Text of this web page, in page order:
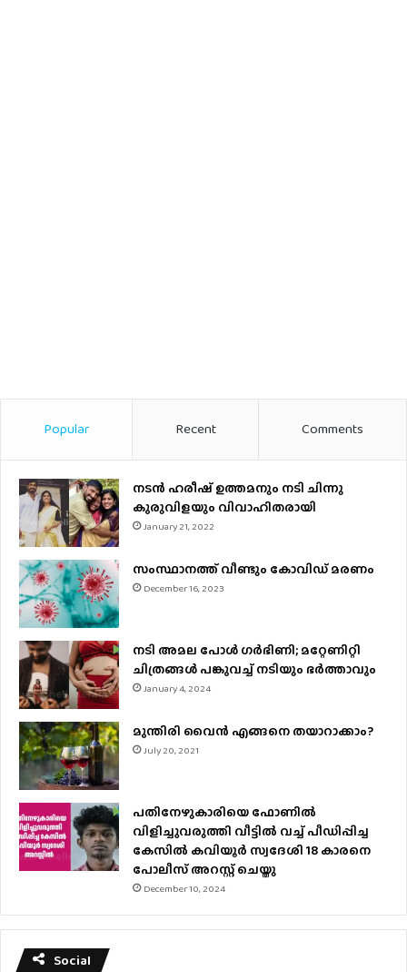
Popular Recent Comments
നടന്‍ ഹരീഷ് ഉത്തമനും നടി ചിന്നു
കുരുവിളയും വിവാഹിതരായി
January 21, 2022
സംസ്ഥാനത്ത് വീണ്ടും കോവിഡ് മരണം
December 16, 2023
നടി അമല പോൾ ​ഗർഭിണി; മറ്റേണിറ്റി
ചിത്രങ്ങള്‍ പങ്കുവച്ച് നടിയും ഭർത്താവും
January 4, 2024
മുന്തിരി വൈന്‍ എങ്ങനെ തയാറാക്കാം?
July 20, 2021
പതിനേഴുകാരിയെ ഫോണിൽ
വിളിച്ചുവരുത്തി വീട്ടിൽ വച്ച് പീഡിപ്പിച്ച
കേസിൽ കവിയൂർ സ്വദേശി 18 കാരനെ
പോലീസ് അറസ്റ്റ് ചെയ്തു
December 10, 2024
Social